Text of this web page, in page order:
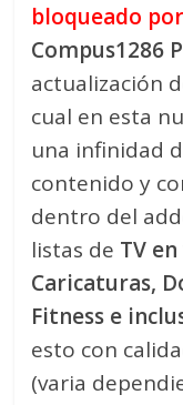
bloqueado
Compus1286
actualización
cual en esta
una infinidad
contenido y
dentro del
listas de TV
Caricaturas,
Fitness e
esto con
(varia